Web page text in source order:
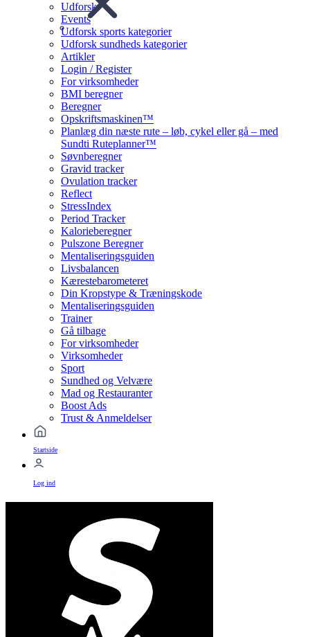
Udforsk
Events
Udforsk sports kategorier
Udforsk sundheds kategorier
Artikler
Login / Register
For virksomheder
BMI beregner
Beregner
Opskriftsmaskinen™
Planlæg din næste rute – løb, cykel eller gå – med
Sundti Ruteplanner™
Søvnberegner
Gravid tracker
Ovulation tracker
Reflect
StressIndex
Period Tracker
Kalorieberegner
Pulszone Beregner
Mentaliseringsguiden
Livsbalancen
Kærestebarometeret
Din Kropstype & Træningskode
Mentaliseringsguiden
Trainer
Gå tilbage
For virksomheder
Virksomheder
Sport
Sundhed og Velvære
Mad og Restauranter
Boost Ads
Trust & Anmeldelser
Startside
Log ind